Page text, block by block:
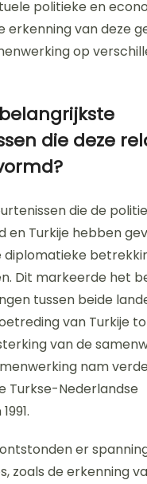
politieke en
erkenning van deze
op
die deze
die de
en Turkije hebben
Dit markeerde het
tussen beide
van Turkije
van de
nam
Turkse-Nederlandse
er
zoals de erkenning